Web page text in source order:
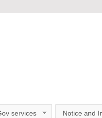
services Notice and